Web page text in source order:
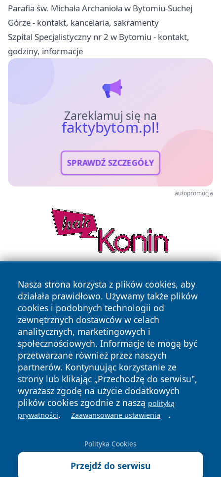
Parafia św. Michała Archanioła w Bytomiu-Suchej
Górze - kontakt, kancelaria, sakramenty
Szpital Specjalistyczny nr 2 w Bytomiu - kontakt,
godziny, informacje
Zareklamuj się na
faktybytom.pl!
SPRAWDŹ SZCZEGÓŁY
autopromocja
Nasza strona korzysta z plików cookies, aby
działała prawidłowo. Używamy także plików
cookies i podobnych technologii od
zewnętrznych dostawców w celach
analitycznych, marketingowych i
społecznościowych. Informacje te mogą być
przetwarzane również przez naszych
partnerów. Kontynuując korzystanie ze
strony lub klikając „Przechodzę do serwisu",
wyrażasz zgodę na użycie dodatkowych
plików cookies zgodnie z naszą polityką
prywatności. Zaawansowane ustawienia .
Polityka Cookies
Przejdź do serwisu
Copyright © 2026 faktybytom.pl Wszystkie prawa zastrzeżone.
News Autorzy
Polityka
Prywatności
Polityka
Cookies